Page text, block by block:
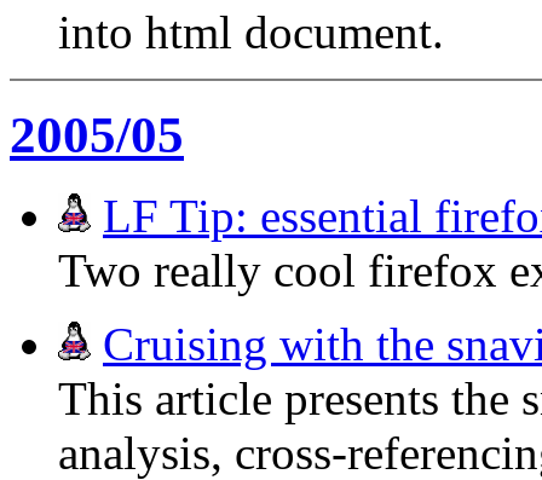
into html document.
2005/05
LF Tip: essential
Two really cool firefox
Cruising with the
This article presents the
analysis, cross-